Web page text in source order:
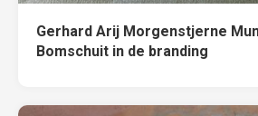
Gerhard Arij Morgenstjerne
Bomschuit in de branding